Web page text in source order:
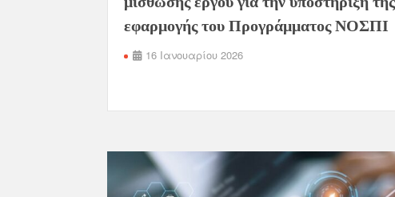
εφαρμογής του Προγράμματος ΝΟΣΠΙ
16 Ιανουαρίου 2026